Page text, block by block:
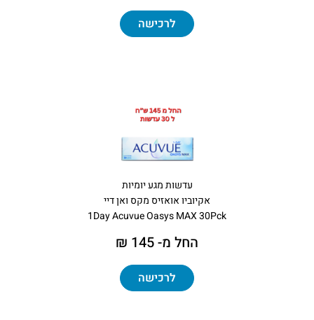
לרכישה
עדשות מגע יומיות
אקיוביו אואזיס מקס ואן דיי
1Day Acuvue Oasys MAX 30Pck
החל מ- 145 ₪
לרכישה